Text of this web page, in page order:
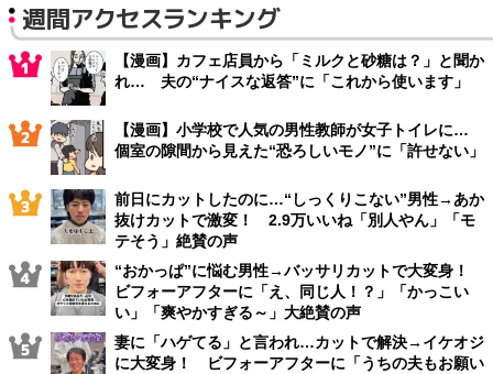
週間アクセスランキング
【漫画】カフェ店員から「ミルクと砂糖は？」と聞か
れ… 夫の“ナイスな返答”に「これから使います」
【漫画】小学校で人気の男性教師が女子トイレに…
個室の隙間から見えた“恐ろしいモノ”に「許せない」
前日にカットしたのに…“しっくりこない”男性→あか
抜けカットで激変！ 2.9万いいね「別人やん」「モ
テそう」絶賛の声
“おかっぱ”に悩む男性→バッサリカットで大変身！
ビフォーアフターに「え、同じ人！？」「かっこい
い」「爽やかすぎる～」大絶賛の声
妻に「ハゲてる」と言われ…カットで解決→イケオジ
に大変身！ ビフォーアフターに「うちの夫もお願い